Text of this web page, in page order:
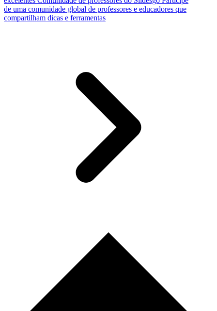
de uma comunidade global de professores e educadores que
compartilham dicas e ferramentas